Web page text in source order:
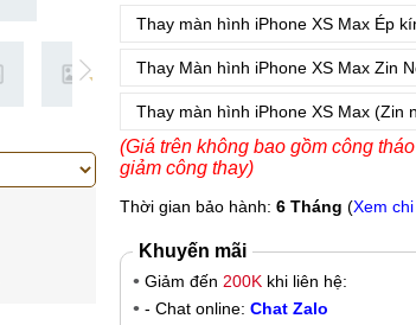
Thay màn hình iPhone XS Max Ép
Thay Màn hình iPhone XS Max Zin
Thay màn hình iPhone XS Max (Zin
(Giá trên không bao gồm công
giảm công thay)
Thời gian bảo hành: 6 Tháng (Xem
Khuyến mãi
Giảm đến 200K khi liên hệ:
- Chat online: Chat Zalo